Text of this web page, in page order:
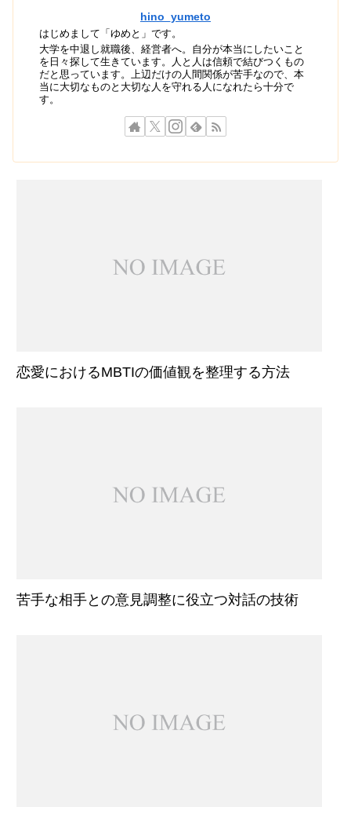
hino_yumeto
はじめまして「ゆめと」です。
大学を中退し就職後、経営者へ。自分が本当にしたいこと
を日々探して生きています。人と人は信頼で結びつくもの
だと思っています。上辺だけの人間関係が苦手なので、本
当に大切なものと大切な人を守れる人になれたら十分で
す。
恋愛におけるMBTIの価値観を整理する方法
苦手な相手との意見調整に役立つ対話の技術